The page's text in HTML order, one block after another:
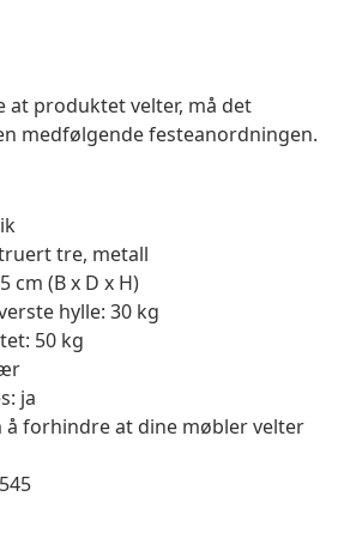
at produktet velter, må det
medfølgende festeanordningen.
tre, metall
cm (B x D x H)
hylle: 30 kg
50 kg
ja
å forhindre at dine møbler velter